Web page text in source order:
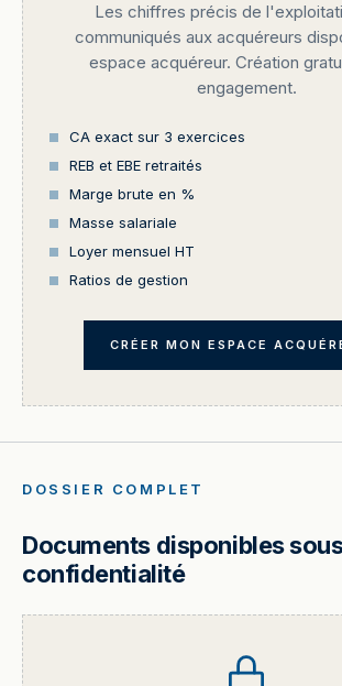
Les chiffres précis de
communiqués aux acquéreurs
espace acquéreur. Création
engagement.
CA exact sur 3 exercices
REB et EBE retraités
Marge brute en %
Masse salariale
Loyer mensuel HT
Ratios de gestion
CRÉER MON ESPACE
DOSSIER COMPLET
Documents disponibles
confidentialité